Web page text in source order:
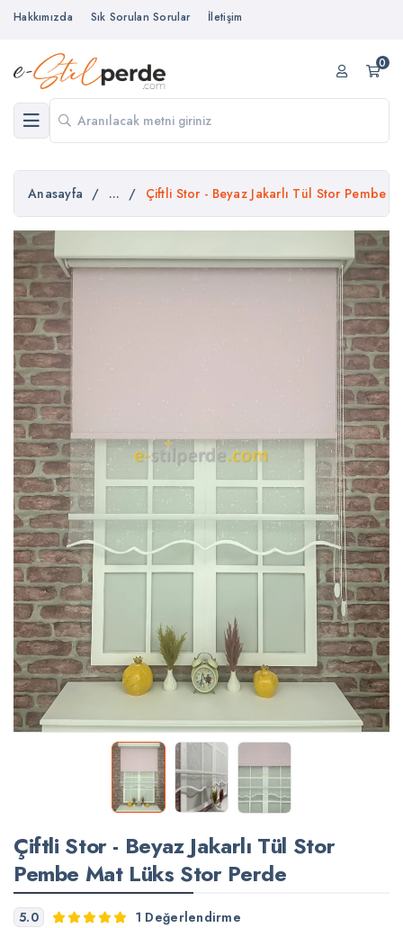
Hakkımızda Sık Sorulan Sorular İletişim
0
Anasayfa / ... / Çiftli Stor - Beyaz Jakarlı Tül Stor Pembe
Çiftli Stor - Beyaz Jakarlı Tül Stor
Pembe Mat Lüks Stor Perde
5.0
1 Değerlendirme